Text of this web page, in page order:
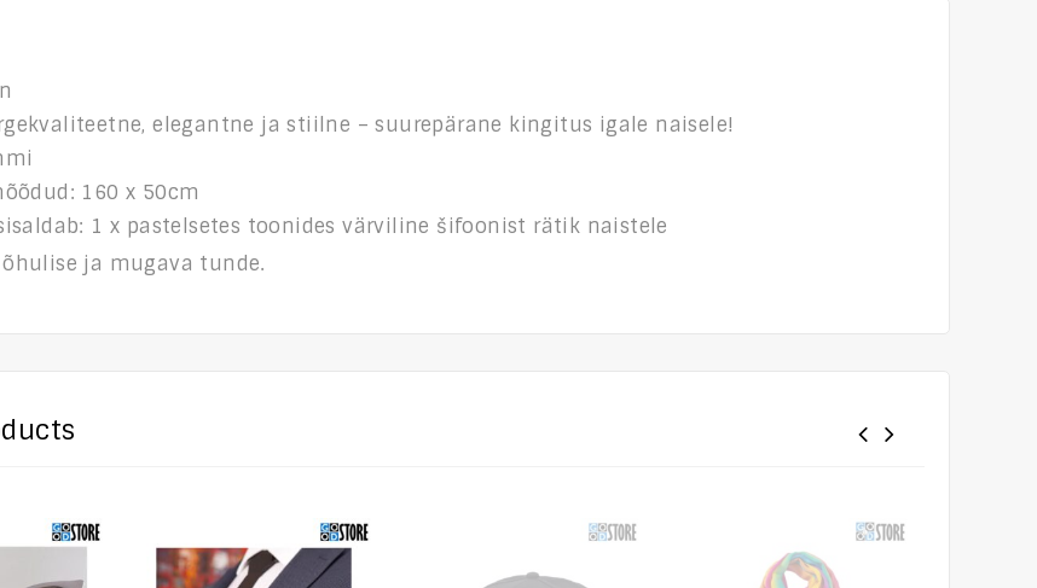
elegantne ja stiilne – suurepärane kingitus igale naisele!
160 x 50cm
1 x pastelsetes toonides värviline šifoonist rätik naistele
õhulise ja mugava tunde.